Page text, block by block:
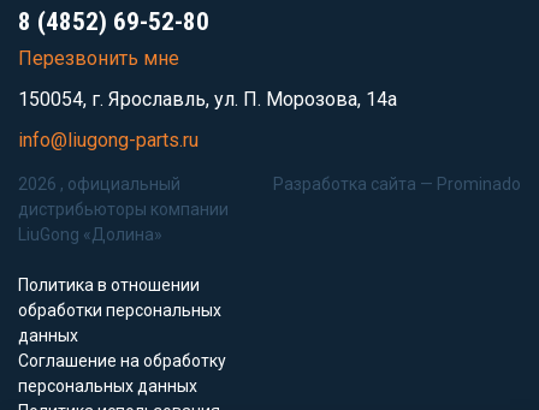
8 (4852) 69-52-80
Перезвонить мне
150054, г. Ярославль, ул. П. Морозова, 14а
info@liugong-parts.ru
2026 , официальный
дистрибьюторы компании
LiuGong «Долина»
Политика в отношении
обработки персональных
данных
Соглашение на обработку
персональных данных
Разработка сайта — Prominado